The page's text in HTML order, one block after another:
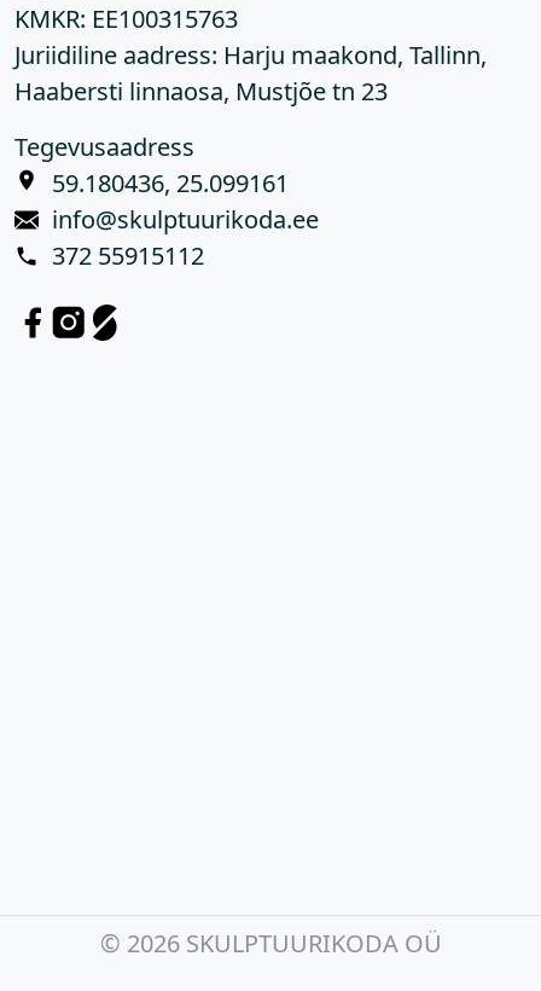
KMKR: EE100315763
Juriidiline aadress: Harju maakond, Tallinn,
Haabersti linnaosa, Mustjõe tn 23
Tegevusaadress
59.180436, 25.099161
info@skulptuurikoda.ee
372 55915112
© 2026 SKULPTUURIKODA OÜ